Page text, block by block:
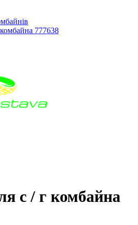
777638
с / г комбайна